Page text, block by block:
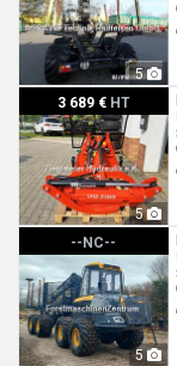
5
3 689 € HT
5
Fransgard VHZ 2300
--NC--
5
Ponsse Elephant King